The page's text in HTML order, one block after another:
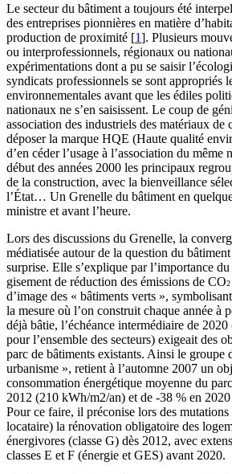
Le secteur du bâtiment a toujours été
des entreprises pionnières en matière
production de proximité [1]. Plusieurs
ou interprofessionnels, régionaux ou
expérimentations dont a pu se saisir
syndicats professionnels se sont appropriés
environnementales avant que les édiles
nationaux ne s’en saisissent. Le coup de
association des industriels des matériaux de
déposer la marque HQE (Haute qualité
d’en céder l’usage à l’association du même
début des années 2000 les principaux
de la construction, avec la bienveillance
l’État… Un Grenelle du bâtiment en
ministre et avant l’heure.
Lors des discussions du Grenelle, la
médiatisée autour de la question du
surprise. Elle s’explique par l’importance
gisement de réduction des émissions de CO2
d’image des « bâtiments verts »,
la mesure où l’on construit chaque année à
déjà bâtie, l’échéance intermédiaire de
pour l’ensemble des secteurs) exigeait des
parc de bâtiments existants. Ainsi le groupe
urbanisme », retient à l’automne 2007 un
consommation énergétique moyenne du
2012 (210 kWh/m2/an) et de -38 % en
Pour ce faire, il préconise lors des mutations
locataire) la rénovation obligatoire des
énergivores (classe G) dès 2012, avec
classes E et F (énergie et GES) avant 2020.